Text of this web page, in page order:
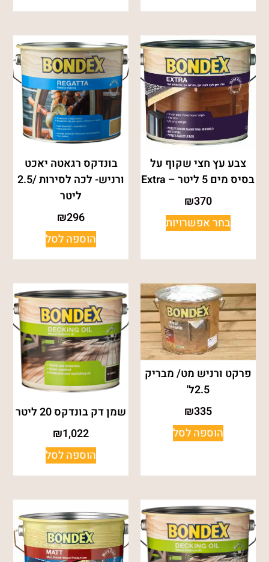
צבע עץ חצי שקוף על
בסיס מים 5 ליטר – Extra
₪370
בחר אפשרויות
בונדקס רגאטה יאכט
ורניש- לכה לסירות /2.5
ליטר
₪296
הוספה לסל
פרקט ורניש מט/ מבריק
2.5ל'
₪335
הוספה לסל
שמן דק בונדקס 20 ליטר
₪1,022
הוספה לסל